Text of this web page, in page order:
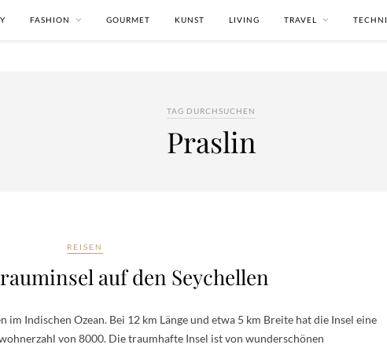
FASHION GOURMET KUNST LIVING TRAVEL
TAG DURCHSUCHEN
Praslin
REISEN
auf den Seychellen
im Indischen Ozean. Bei 12 km Länge und etwa 5 km Breite hat die Insel eine
von 8000. Die traumhafte Insel ist von wunderschönen